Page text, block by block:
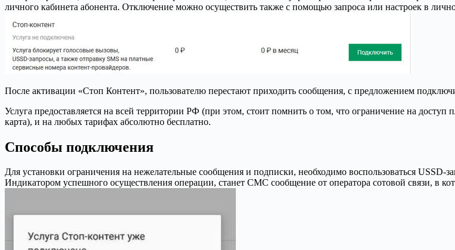
личного кабинета абонента. Отключение можно осуществить также с помощью запроса или настроек в
После активации «Стоп Контент», пользователю перестают приходить сообщения, с предложением
Услуга предоставляется на всей территории РФ (при этом, стоит помнить о том, что ограничение на доступ
карта), и на любых тарифах абсолютно бесплатно.
Способы подключения
Для установки ограничения на нежелательные сообщения и подписки, необходимо воспользоваться
Индикатором успешного осуществления операции, станет СМС сообщение от оператора сотовой связи, в